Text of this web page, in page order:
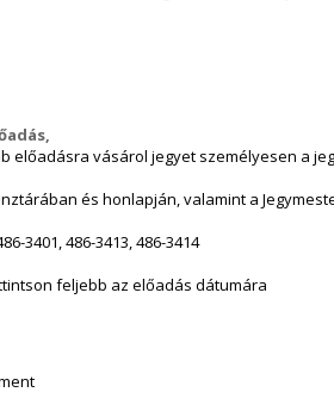
előadásra vásárol jegyet személyesen a
és honlapján, valamint a
3401, 486-3413, 486-3414
feljebb az előadás dátumára